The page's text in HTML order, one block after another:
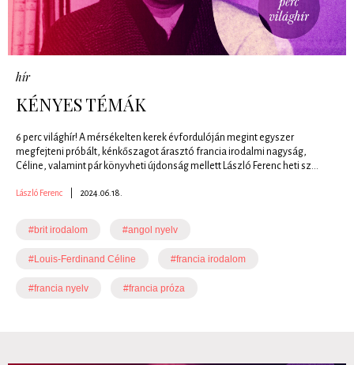
hír
KÉNYES TÉMÁK
6 perc világhír! A mérsékelten kerek évfordulóján megint egyszer
megfejteni próbált, kénkőszagot árasztó francia irodalmi nagyság,
Céline, valamint pár könyvheti újdonság mellett László Ferenc heti sz...
László Ferenc 2024.06.18.
#brit irodalom #angol nyelv
#Louis-Ferdinand Céline #francia irodalom
#francia nyelv #francia próza